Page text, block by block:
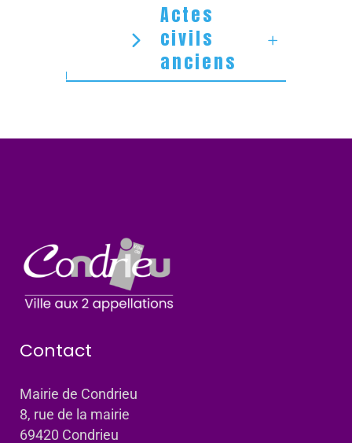
Actes
civils
anciens
Contact
Mairie de Condrieu
8, rue de la mairie
69420 Condrieu